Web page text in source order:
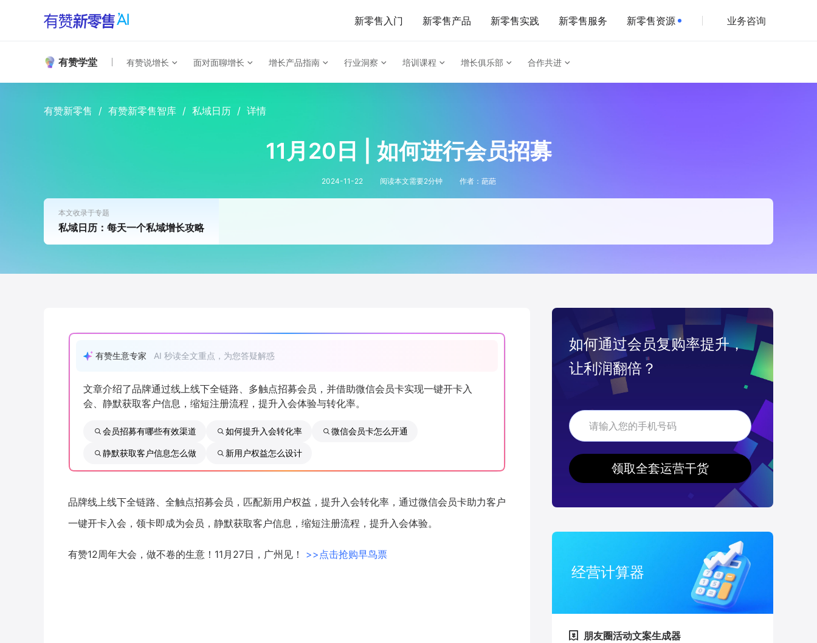
新零售入门 新零售产品 新零售实践 新零售服务 新零售资源 业务咨询
有赞学堂 有赞说增长 面对面聊增长 增长产品指南 行业洞察 培训课程 增长俱乐部 合作共进
有赞新零售 / 有赞新零售智库 / 私域日历 / 详情
11月20日 | 如何进行会员招募
2024-11-22 阅读本文需要2分钟 作者： 葩葩
本文收录于专题
私域日历：每天一个私域增长攻略
有赞生意专家 AI 秒读全文重点，为您答疑解惑
文章介绍了品牌通过线上线下全链路、多触点招募会员，并借助微信会员卡实现一键开卡入
会、静默获取客户信息，缩短注册流程，提升入会体验与转化率。
会员招募有哪些有效渠道 如何提升入会转化率 微信会员卡怎么开通
静默获取客户信息怎么做 新用户权益怎么设计
品牌线上线下全链路、全触点招募会员，匹配新用户权益，提升入会转化率，通过微信会员卡助力客户
一键开卡入会，领卡即成为会员，静默获取客户信息，缩短注册流程，提升入会体验。
有赞12周年大会，做不卷的生意！11月27日，广州见！ >>点击抢购早鸟票
如何通过会员复购率提升，
让利润翻倍？
领取全套运营干货
经营计算器
朋友圈活动文案生成器